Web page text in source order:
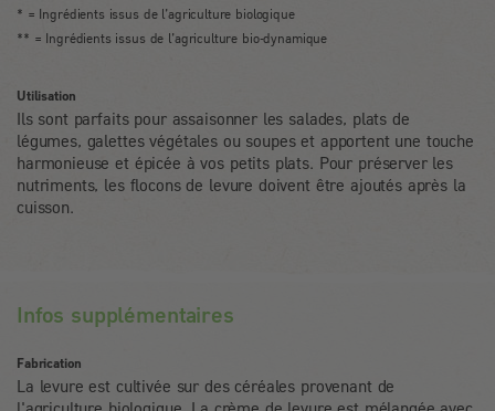
* = Ingrédients issus de l’agriculture biologique
** = Ingrédients issus de l’agriculture bio-dynamique
Utilisation
Ils sont parfaits pour assaisonner les salades, plats de
légumes, galettes végétales ou soupes et apportent une touche
harmonieuse et épicée à vos petits plats. Pour préserver les
nutriments, les flocons de levure doivent être ajoutés après la
cuisson.
Infos supplémentaires
Fabrication
La levure est cultivée sur des céréales provenant de